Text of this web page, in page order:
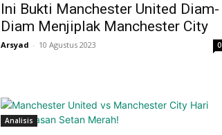
Ini Bukti Manchester United Diam-
Diam Menjiplak Manchester City
Arsyad - 10 Agustus 2023 0
Analisis